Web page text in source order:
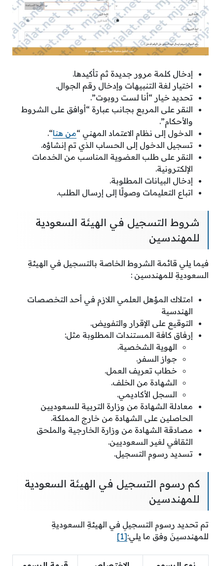
إدخال كلمة مرور جديدة ثم تأكيدها.
اختيار لغة التنبيهات وإدخال رقم الجوال.
تحديد خيار “أنا لست روبوت”.
النقر على المربع بجانب عبارة “أوافق على الشروط
والأحكام”.
الدخول إلى نظام الاعتماد المهني “من هنا“.
تسجيل الدخول إلى الحساب الذي تم إنشاؤه.
النقر على طلب العضوية المناسب من الخدمات
الإلكترونية.
إدخال البيانات المطلوبة.
اتباع التعليمات وصولًا إلى إرسال الطلب.
شروط التسجيل في الهيئة السعودية
للمهندسين
فيما يلي قائمة الشروط الخاصة بالتسجيل في الهيئةِ
السعوديةِ للمهندسين :
امتلاك المؤهل العلمي اللازم في أحد التخصصات
الهندسية
التوقيع على الإقرار والتفويض.
إرفاق كافة المستندات المطلوبة مثل:
الهوية الشخصية.
جواز السفر.
خطاب تعريف العمل.
الشهادة من الخلف.
السجل الأكاديمي.
معادلة الشهادة من وزارة التربية للسعوديين
الحاصلين على الشهادة من خارج المملكة.
مصادقة الشهادة من وزارة الخارجية والملحق
الثقافي لغير السعوديين.
تسديد رسوم التسجيل.
كم رسوم التسجيل في الهيئة السعودية
للمهندسين
تم تحديد رسوم التسجيلِ في الهيئةِ السعوديةِ
للمهندسينَ وفق ما يلي:[1]